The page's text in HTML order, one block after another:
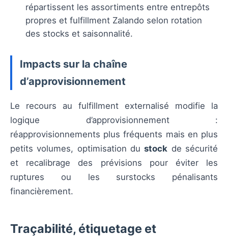
répartissent les assortiments entre entrepôts
propres et fulfillment Zalando selon rotation
des stocks et saisonnalité.
Impacts sur la chaîne
d’approvisionnement
Le recours au fulfillment externalisé modifie la
logique d’approvisionnement :
réapprovisionnements plus fréquents mais en plus
petits volumes, optimisation dustock de sécurité
et recalibrage des prévisions pour éviter les
ruptures ou les surstocks pénalisants
financièrement.
Traçabilité, étiquetage et